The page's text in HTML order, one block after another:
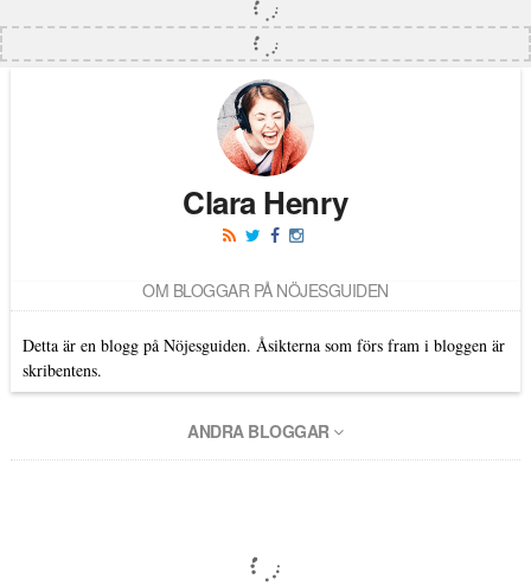
Clara Henry
OM BLOGGAR PÅ NÖJESGUIDEN
Detta är en blogg på Nöjesguiden. Åsikterna som förs fram i bloggen är
skribentens.
ANDRA BLOGGAR